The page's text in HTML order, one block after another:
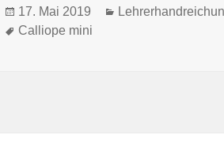
Veröffentlicht
am
17. Mai 2019 Kategorien
Schlagwörter
Calliope mini